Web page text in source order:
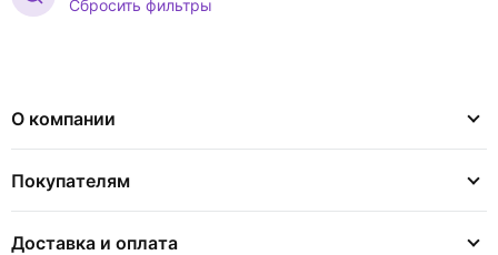
Сбросить фильтры
О компании
Покупателям
Доставка и оплата